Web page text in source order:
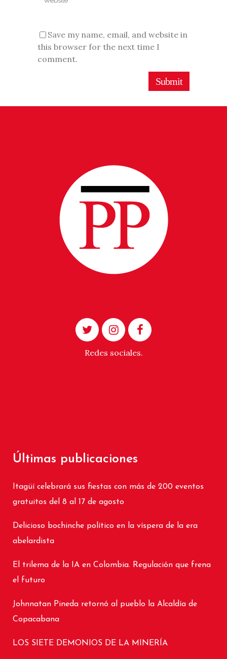
Save my name, email, and website in
this browser for the next time I
comment.
Redes sociales.
Últimas publicaciones
Itagüí celebrará sus fiestas con más de 200 eventos
gratuitos del 8 al 17 de agosto
Delicioso bochinche político en la víspera de la era
abelardista
El trilema de la IA en Colombia. Regulación que frena
el futuro
Johnnatan Pineda retornó al pueblo la Alcaldía de
Copacabana
LOS SIETE DEMONIOS DE LA MINERÍA